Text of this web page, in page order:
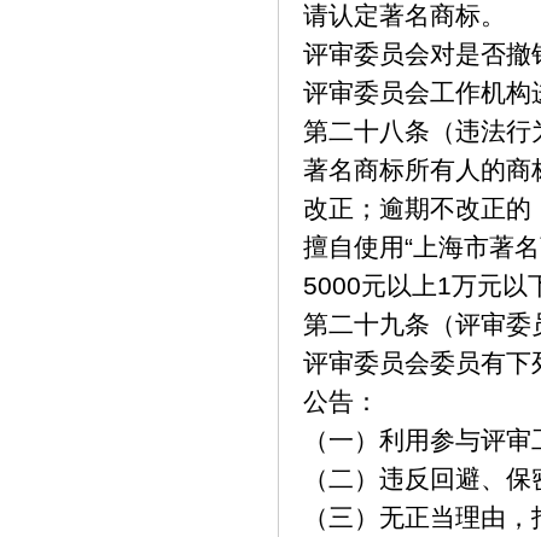
请认定著名商标。
评审委员会对是否
评审委员会工作机
第二十八条（违法行
著名商标所有人的
改正；逾期不改正的
擅自使用“上海市著
5000元以上1万元以
第二十九条（评审
评审委员会委员有
公告：
（一）利用参与评
（二）违反回避、
（三）无正当理由